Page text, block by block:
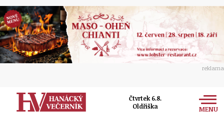
reklama
Čtvrtek 6.8.
Oldřiška
MENU